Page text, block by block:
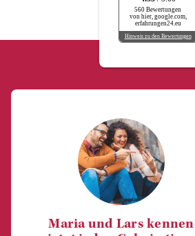
560 Bewertungen
von hier, google.com,
erfahrungen24.eu
Hinweis zu den Bewertungen
Maria und Lars kennen